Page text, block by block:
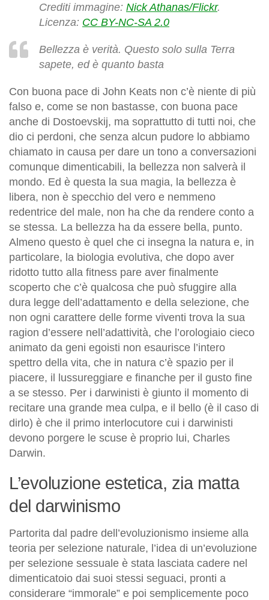
Crediti immagine: Nick Athanas/Flickr.
Licenza: CC BY-NC-SA 2.0
Bellezza è verità. Questo solo sulla Terra
sapete, ed è quanto basta
Con buona pace di John Keats non c’è niente di più
falso e, come se non bastasse, con buona pace
anche di Dostoevskij, ma soprattutto di tutti noi, che
dio ci perdoni, che senza alcun pudore lo abbiamo
chiamato in causa per dare un tono a conversazioni
comunque dimenticabili, la bellezza non salverà il
mondo. Ed è questa la sua magia, la bellezza è
libera, non è specchio del vero e nemmeno
redentrice del male, non ha che da rendere conto a
se stessa. La bellezza ha da essere bella, punto.
Almeno questo è quel che ci insegna la natura e, in
particolare, la biologia evolutiva, che dopo aver
ridotto tutto alla fitness pare aver finalmente
scoperto che c’è qualcosa che può sfuggire alla
dura legge dell’adattamento e della selezione, che
non ogni carattere delle forme viventi trova la sua
ragion d’essere nell’adattività, che l’orologiaio cieco
animato da geni egoisti non esaurisce l’intero
spettro della vita, che in natura c’è spazio per il
piacere, il lussureggiare e finanche per il gusto fine
a se stesso. Per i darwinisti è giunto il momento di
recitare una grande mea culpa, e il bello (è il caso di
dirlo) è che il primo interlocutore cui i darwinisti
devono porgere le scuse è proprio lui, Charles
Darwin.
L’evoluzione estetica, zia matta
del darwinismo
Partorita dal padre dell’evoluzionismo insieme alla
teoria per selezione naturale, l’idea di un’evoluzione
per selezione sessuale è stata lasciata cadere nel
dimenticatoio dai suoi stessi seguaci, pronti a
considerare “immorale” e poi semplicemente poco